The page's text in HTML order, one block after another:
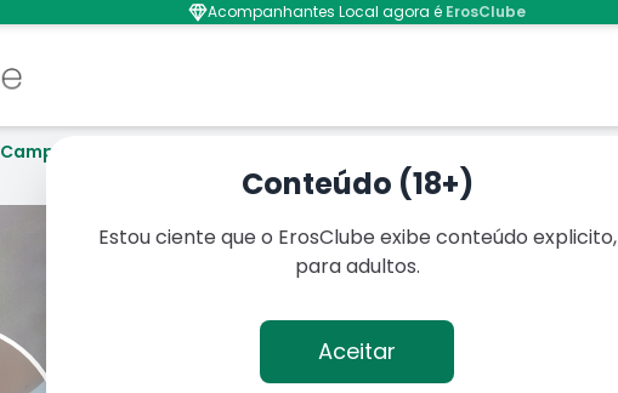
Conteúdo (18+)
Estou ciente que o ErosClube exibe conteúdo explicito,
para adultos.
Aceitar
Acompanhantes Local agora é ErosClube
Campina Grande